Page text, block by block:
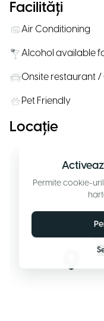
Facilități
Air Conditioning
Alcohol available
Onsite restaurant
Pet Friendly
Locație
Permite cookie-